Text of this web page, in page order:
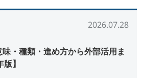
2026.07.28
・種類・進め方から外部活用ま
】